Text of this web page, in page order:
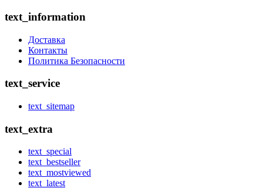
text_information
Доставка
Контакты
Политика Безопасности
text_service
text_sitemap
text_extra
text_special
text_bestseller
text_mostviewed
text_latest